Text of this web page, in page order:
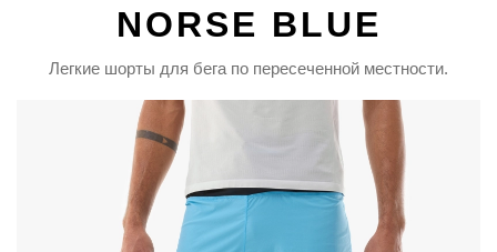
NORSE BLUE
Легкие шорты для бега по пересеченной местности.